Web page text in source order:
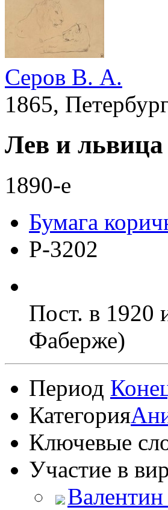
Серов В. А.
1865,
Лев и львица
1890-е
Бумага
Р-3202
Пост. в 1920
Фаберже)
Период
Категория
Ключевые
Участие в